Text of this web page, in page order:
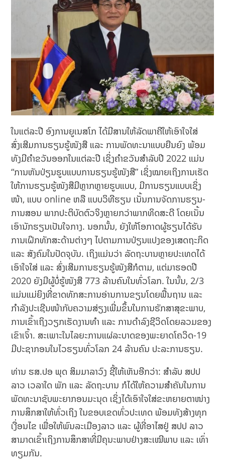
ໃນແຕ່ລະປີ ອົງການຍູເນສໂກ ໄດ້ມີສານໃຫ້ລັດພາຄີໃຫ້ເອົາໃຈໃສ່
ສົ່ງເສີມການຮຽນຮູ້ໜັງສື ແລະ ການພັດທະນາແບບຍືນຍົງ ພ້ອມ
ທັງມີຄໍາຂວັນອອກໃນແຕ່ລະປີ ເຊິ່ງຄຳຂວັນສໍາລັບປີ 2022 ແມ່ນ
“ການຫັນປ່ຽນຮູບແບບການຮຽນຮູ້ໜັງສື” ເຊິ່ງໝາຍເຖິງການເຮັດ
ໃຫ້ການຮຽນຮູ້ໜັງສືມີຫຼາກຫຼາຍຮູບແບບ, ມີການຮຽນແບບເຊິ່ງ
ໜ້າ, ແບບ online ຫລື ແບບວິທີຮຽນ ເນັ້ນການຈັດການຮຽນ-
ການສອນ ພາກປະຕິບັດຕົວຈິງຫຼາຍກວ່າພາກທິດສະດີ ໂດຍເນັ້ນ
ເອົານັກຮຽນເປັນໃຈກາງ. ນອກນັ້ນ, ຍັງໃຫ້ໂອກາດຜູ້ຮຽນໄດ້ຮັບ
ການເຝິກທັກສະດ້ານຕ່າງໆ ໄປຕາມການປ່ຽນແປງຂອງເສດຖະກິດ
ແລະ ສັງຄົມໃນປັດຈຸບັນ. ເຖິງແມ່ນວ່າ ລັດຖະບານຫຼາຍປະເທດໄດ້
ເອົາໃຈໃສ່ ແລະ ສົ່ງເສີມການຮຽນຮູ້ໜັງສືກໍຕາມ, ແຕ່ມາຮອດປີ
2020 ຍັງມີຜູ້ບໍ່ຮູ້ໜັງສື 773 ລ້ານຄົນໃນທົ່ວໂລກ. ໃນນັ້ນ, 2/3
ແມ່ນແມ່ຍິງທີ່ຂາດທັກສະການອ່ານການຂຽນໂດຍພື້ນຖານ ແລະ
ກຳລັງປະເຊີນໜ້າກັບຄວາມສ່ຽງເພີ່ມຂຶ້ນໃນການຮັກສາສຸຂະພາບ,
ການເຂົ້າເຖິງວຽກເຮັດງານທຳ ແລະ ການດໍາລົງຊີວິດໂດຍລວມຂອງ
ເຂົາເຈົ້າ. ສະເພາະໃນໄລຍະການແຜ່ລະບາດຂອງພະຍາດໂຄວິດ-19
ມີປະຊາກອນໃນໄວຮຽນທົ່ວໂລກ 24 ລ້ານຄົນ ປະລະການຮຽນ.
ທ່ານ ຮສ.ປອ ພຸດ ສິມມາລາວົງ ຊີ້ໃຫ້ເຫັນອີກວ່າ: ສຳລັບ ສປປ
ລາວ ເວລາໃດ ພັກ ແລະ ລັດຖະບານ ກໍໄດ້ໃຫ້ຄວາມສໍາຄັນໃນການ
ພັດທະນາຊັບພະຍາກອນມະນຸດ ເຊິ່ງໄດ້ເອົາໃຈໃສ່ຂະຫຍາຍຕາໜ່າງ
ການສຶກສາໃຫ້ທົ່ວເຖິງ ໃນຂອບເຂດທົ່ວປະເທດ ພ້ອມທັງສ້າງທຸກ
ເງື່ອນໄຂ ເພື່ອໃຫ້ພົນລະເມືອງລາວ ແລະ ຜູ້ທີ່ອາໄສຢູ່ ສປປ ລາວ
ສາມາດເຂົ້າເຖິງການສຶກສາທີ່ມີຄຸນະພາບຢ່າງສະເໝີພາບ ແລະ ເທົ່າ
ທຽມກັນ.